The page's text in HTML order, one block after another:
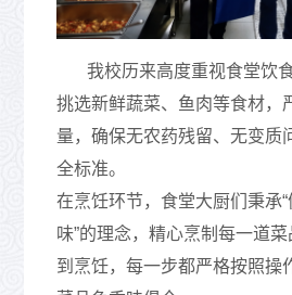
我校历来高度重视食堂饮
挑选新鲜蔬菜、鱼肉等食材，
量，确保无农药残留、无变质
全标准。
在烹饪环节，食堂大厨们秉承
味”的理念，精心烹制每一道
到烹饪，每一步都严格按照操